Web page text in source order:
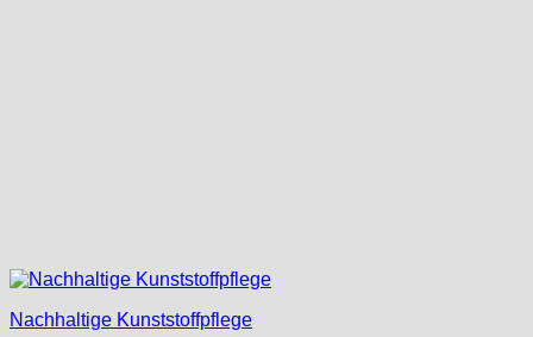
Nachhaltige Kunststoffpflege